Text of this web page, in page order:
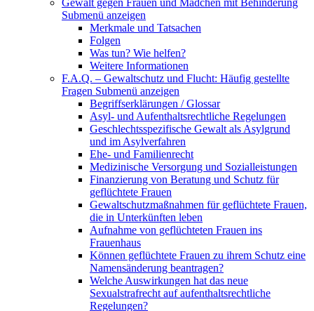
Gewalt gegen Frauen und Mädchen mit Behinderung
Submenü anzeigen
Merkmale und Tatsachen
Folgen
Was tun? Wie helfen?
Weitere Informationen
F.A.Q. – Gewaltschutz und Flucht: Häufig gestellte
Fragen Submenü anzeigen
Begriffserklärungen / Glossar
Asyl- und Aufenthaltsrechtliche Regelungen
Geschlechtsspezifische Gewalt als Asylgrund
und im Asylverfahren
Ehe- und Familienrecht
Medizinische Versorgung und Sozialleistungen
Finanzierung von Beratung und Schutz für
geflüchtete Frauen
Gewaltschutzmaßnahmen für geflüchtete Frauen,
die in Unterkünften leben
Aufnahme von geflüchteten Frauen ins
Frauenhaus
Können geflüchtete Frauen zu ihrem Schutz eine
Namensänderung beantragen?
Welche Auswirkungen hat das neue
Sexualstrafrecht auf aufenthaltsrechtliche
Regelungen?